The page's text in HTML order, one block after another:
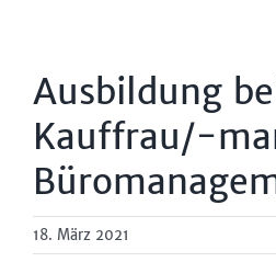
Ausbildung
Kauffrau/-
18. März 2021